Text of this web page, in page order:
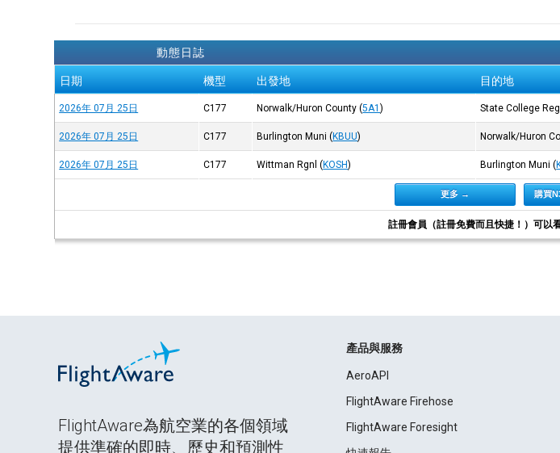
動態日誌
日期 機型 出發地 目的地
2026年 07月 25日 C177 Norwalk/Huron County (5A1) State College
2026年 07月 25日 C177 Burlington Muni (KBUU) Norwalk/Huron
2026年 07月 25日 C177 Wittman Rgnl (KOSH) Burlington Muni (
更多 → 購買
註冊會員（註冊免費而且快捷！）可
FlightAware為航空業的各個領域
提供準確的即時、歷史和預測性
產品與服務
AeroAPI
FlightAware Firehose
FlightAware Foresight